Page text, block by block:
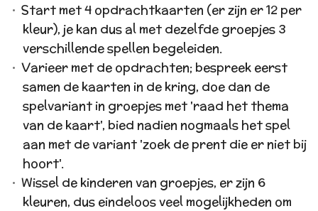
Start met 4 opdrachtkaarten (er zijn er 12 per
kleur), je kan dus al met dezelfde groepjes 3
verschillende spellen begeleiden.
Varieer met de opdrachten; bespreek eerst
samen de kaarten in de kring, doe dan de
spelvariant in groepjes met 'raad het thema
van de kaart', bied nadien nogmaals het spel
aan met de variant 'zoek de prent die er niet bij
hoort'.
Wissel de kinderen van groepjes, er zijn 6
kleuren, dus eindeloos veel mogelijkheden om